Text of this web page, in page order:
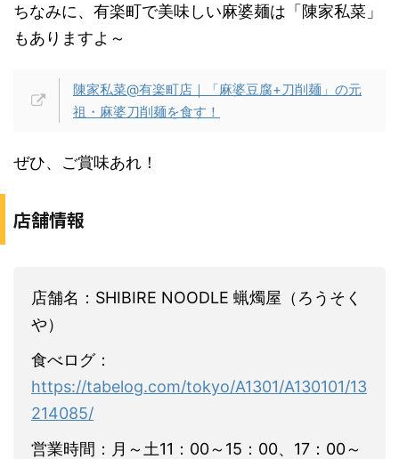
ちなみに、有楽町で美味しい麻婆麺は「陳家私菜」
もありますよ～
陳家私菜@有楽町店｜「麻婆豆腐+刀削麺」の元
祖・麻婆刀削麺を食す！
ぜひ、ご賞味あれ！
店舗情報
店舗名：SHIBIRE NOODLE 蝋燭屋（ろうそく
や）
食べログ：
https://tabelog.com/tokyo/A1301/A130101/13
214085/
営業時間：月～土11：00～15：00、17：00～